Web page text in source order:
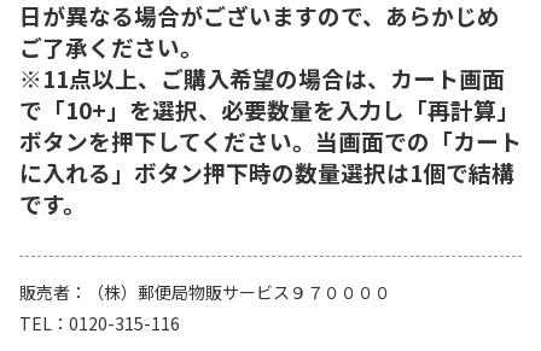
日が異なる場合がございますので、あらかじめ
ご了承ください。
※11点以上、ご購入希望の場合は、カート画面
で「10+」を選択、必要数量を入力し「再計算」
ボタンを押下してください。当画面での「カート
に入れる」ボタン押下時の数量選択は1個で結構
です。
販売者
（株）郵便局物販サービス９７００００
TEL
0120-315-116